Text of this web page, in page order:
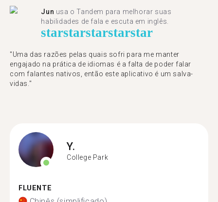
Jun usa o Tandem para melhorar suas
habilidades de fala e escuta em inglês.
starstarstarstarstar
"Uma das razões pelas quais sofri para me manter
engajado na prática de idiomas é a falta de poder falar
com falantes nativos, então este aplicativo é um salva-
vidas."
Y.
College Park
FLUENTE